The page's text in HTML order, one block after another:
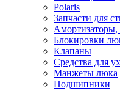
Polaris
Запчасти для
Блокировки
Клапаны
Средства для
Манжеты люка
Подшипники